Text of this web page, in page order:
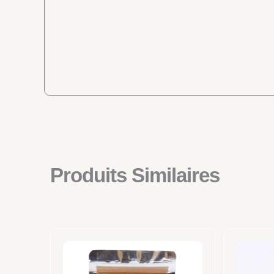
Produits Similaires